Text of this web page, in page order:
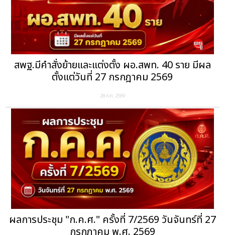
สพฐ.มีคำสั่งย้ายและแต่งตั้ง ผอ.สพท. 40 ราย มีผล
ตั้งแต่วันที่ 27 กรกฎาคม 2569
28 ก.ค. 2569
ผลการประชุม "ก.ค.ศ." ครั้งที่ 7/2569 วันจันทร์ที่ 27